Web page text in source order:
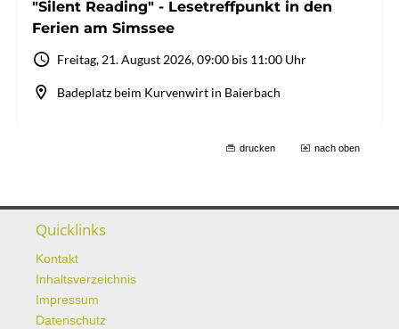
drucken nach oben
Quicklinks
Kontakt
Inhaltsverzeichnis
Impressum
Datenschutz